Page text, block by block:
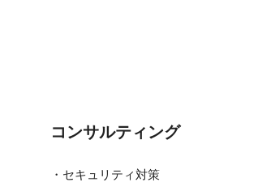
コンサルティング
・ セキュリティ対策